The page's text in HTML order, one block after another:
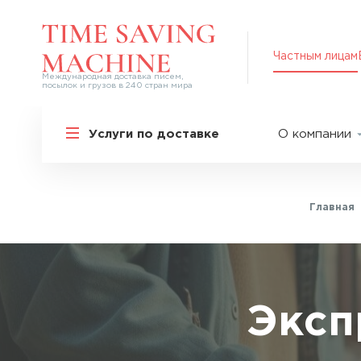
Международная доставка писем,
посылок и грузов в 240 стран мира
Частным лицам
Услуги по доставке
Международная доставка
Перевозка специальных грузов
Дополнительные услуги
О компании
Оплата
Упаковка
Главная